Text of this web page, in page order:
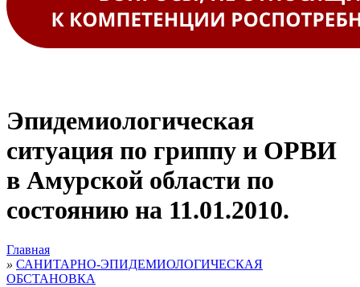
Эпидемиологическая
ситуация по гриппу и ОРВИ
в Амурской области по
состоянию на 11.01.2010.
Главная
» САНИТАРНО-ЭПИДЕМИОЛОГИЧЕСКАЯ
ОБСТАНОВКА